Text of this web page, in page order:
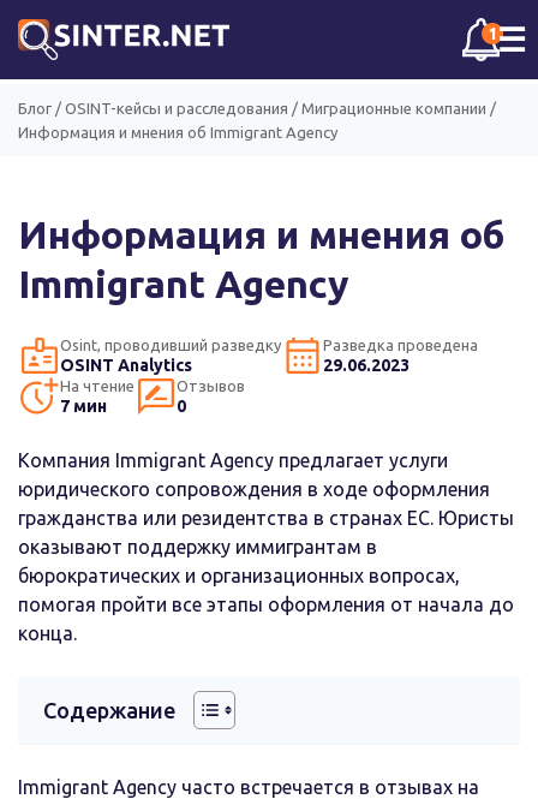
1☰
Блог / OSINT-кейсы и расследования / Миграционные компании /
Информация и мнения об Immigrant Agency
Информация и мнения об
Immigrant Agency
Osint, проводивший разведку
OSINT Analytics
Разведка проведена
29.06.2023
На чтение
7 мин
Отзывов
0
Компания Immigrant Agency предлагает услуги
юридического сопровождения в ходе оформления
гражданства или резидентства в странах ЕС. Юристы
оказывают поддержку иммигрантам в
бюрократических и организационных вопросах,
помогая пройти все этапы оформления от начала до
конца.
Содержание
Immigrant Agency часто встречается в отзывах на